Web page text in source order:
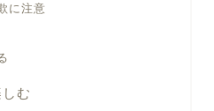
に注意
む